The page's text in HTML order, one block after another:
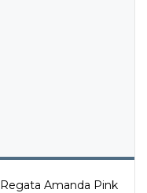
Regata Amanda Pink